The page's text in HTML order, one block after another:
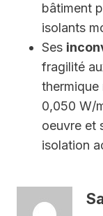
bâtiment
isolants
Ses
fragilité
0,050 W/
oeuvre et
isolation